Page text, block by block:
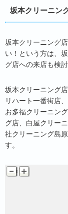
坂本クリーニン
坂本クリーニング
い！という方は、
グ店への来店も検討
坂本クリーニング
リハート一番街店
お多福クリーニン
グ店、白屋クリー
社クリーニング島
す。
ーニング店